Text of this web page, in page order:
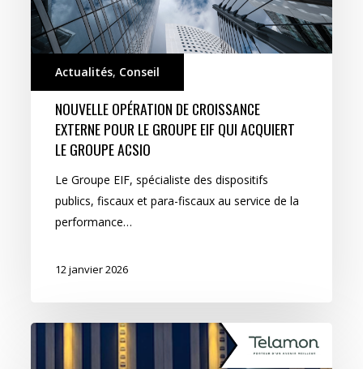
Actualités, Conseil
NOUVELLE OPÉRATION DE CROISSANCE
EXTERNE POUR LE GROUPE EIF QUI ACQUIERT
LE GROUPE ACSIO
Le Groupe EIF, spécialiste des dispositifs
publics, fiscaux et para-fiscaux au service de la
performance…
12 janvier 2026